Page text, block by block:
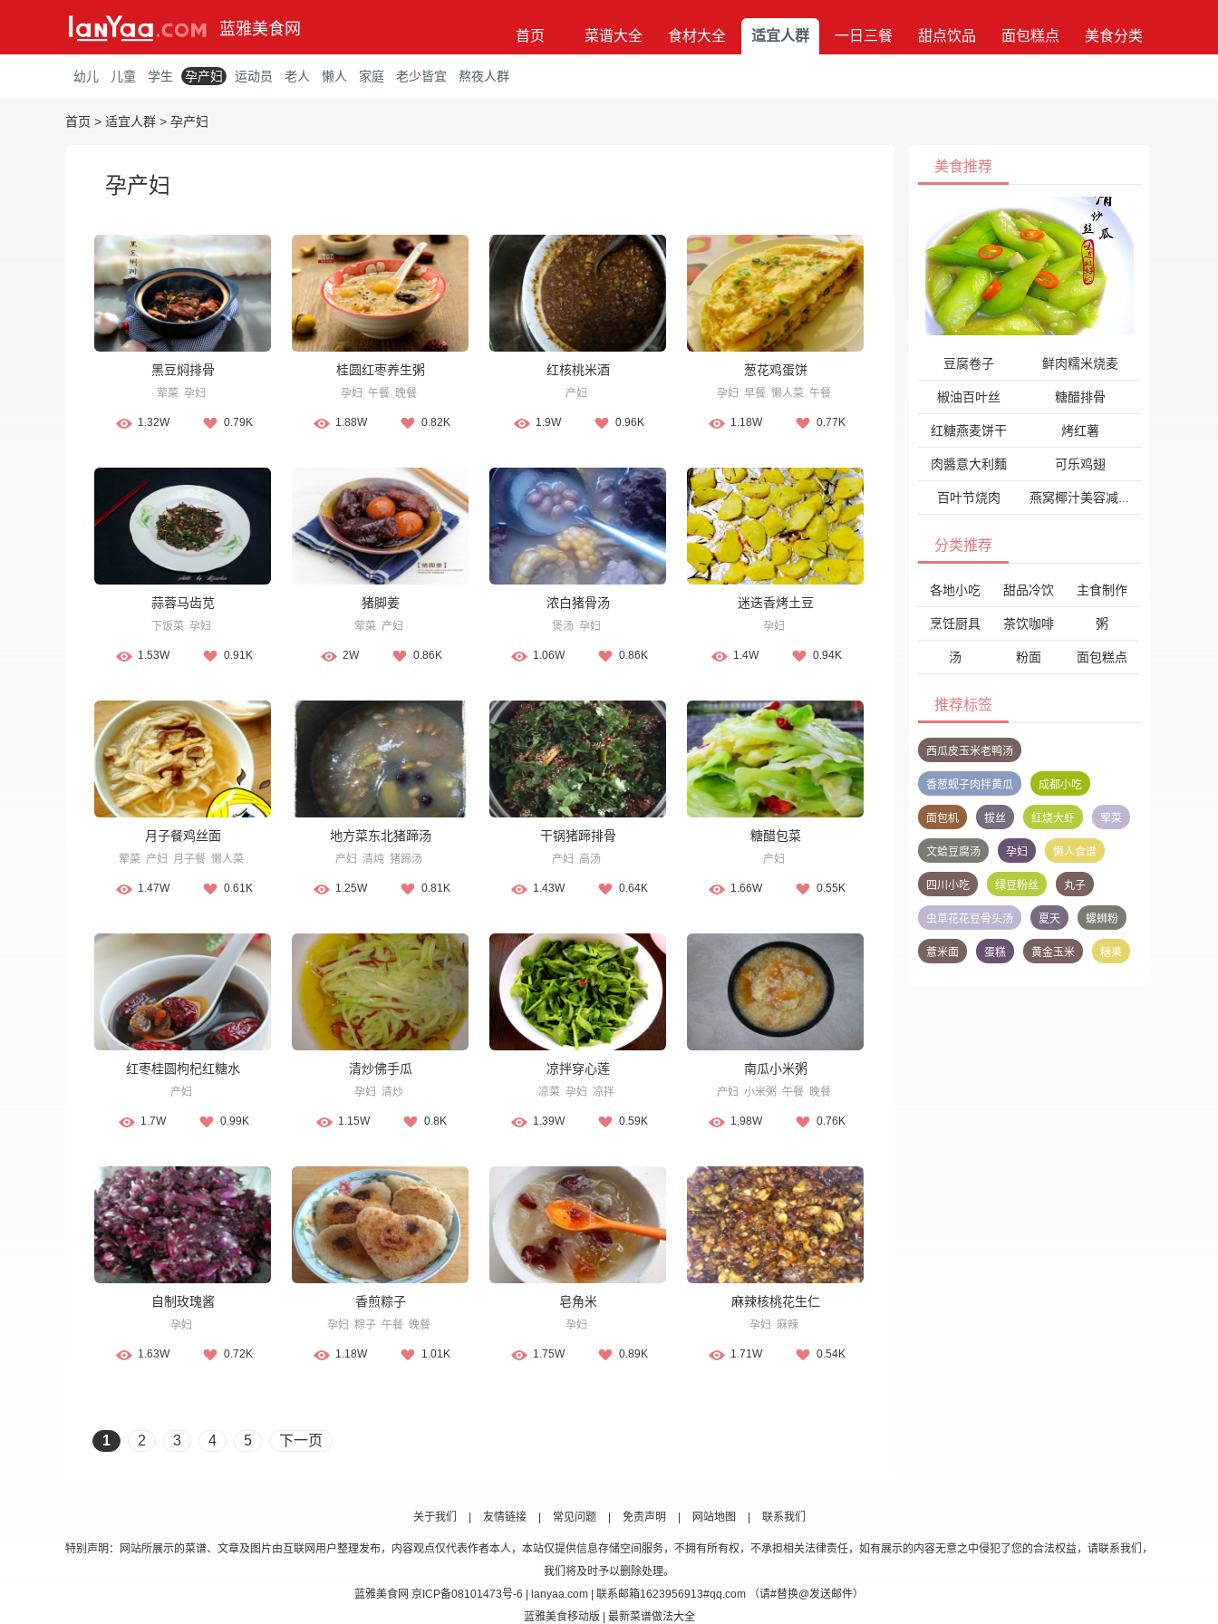
蓝雅美食网 首页 菜谱大全 食材大全 适宜人群 一日三餐 甜点饮品 面包糕点 美食分类
幼儿 儿童 学生 孕产妇 运动员 老人 懒人 家庭 老少皆宜 熬夜人群
首页 > 适宜人群 > 孕产妇
孕产妇
黑豆焖排骨
荤菜 孕妇
1.32W 0.79K
桂圆红枣养生粥
孕妇 午餐 晚餐
1.88W 0.82K
红核桃米酒
产妇
1.9W 0.96K
葱花鸡蛋饼
孕妇 早餐 懒人菜 午餐
1.18W 0.77K
蒜蓉马齿苋
下饭菜 孕妇
1.53W 0.91K
猪脚姜
荤菜 产妇
2W 0.86K
浓白猪骨汤
煲汤 孕妇
1.06W 0.86K
迷迭香烤土豆
孕妇
1.4W 0.94K
月子餐鸡丝面
荤菜 产妇 月子餐 懒人菜
1.47W 0.61K
地方菜东北猪蹄汤
产妇 清炖 猪蹄汤
1.25W 0.81K
干锅猪蹄排骨
产妇 高汤
1.43W 0.64K
糖醋包菜
产妇
1.66W 0.55K
红枣桂圆枸杞红糖水
产妇
1.7W 0.99K
清炒佛手瓜
孕妇 清炒
1.15W 0.8K
凉拌穿心莲
凉菜 孕妇 凉拌
1.39W 0.59K
南瓜小米粥
产妇 小米粥 午餐 晚餐
1.98W 0.76K
自制玫瑰酱
孕妇
1.63W 0.72K
香煎粽子
孕妇 粽子 午餐 晚餐
1.18W 1.01K
皂角米
孕妇
1.75W 0.89K
麻辣核桃花生仁
孕妇 麻辣
1.71W 0.54K
1 2 3 4 5 下一页
美食推荐
豆腐卷子 鲜肉糯米烧麦
椒油百叶丝 糖醋排骨
红糖燕麦饼干 烤红薯
肉醬意大利麵 可乐鸡翅
百叶节烧肉 燕窝椰汁美容减肥羹
分类推荐
各地小吃 甜品冷饮 主食制作
烹饪厨具 茶饮咖啡 粥
汤 粉面 面包糕点
推荐标签
西瓜皮玉米老鸭汤
香葱蚬子肉拌黄瓜 成都小吃
面包机 拔丝 红烧大虾 荤菜
文蛤豆腐汤 孕妇 懒人食谱
四川小吃 绿豆粉丝 丸子
虫草花花豆骨头汤 夏天 螺蛳粉
薏米面 蛋糕 黄金玉米 糖果
关于我们 友情链接 常见问题 免责声明 网站地图 联系我们
特别声明：网站所展示的菜谱、文章及图片由互联网用户整理发布，内容观点仅代表作者本人，本站仅提供信息存储空间服务，不拥有所有权，不承担相关法律责任，如有展示的内容无意之中侵犯了您的合法权益，请联系我们，
我们将及时予以删除处理。
蓝雅美食网 京ICP备08101473号-6 | lanyaa.com | 联系邮箱1623956913#qq.com （请#替换@发送邮件）
蓝雅美食移动版 | 最新菜谱做法大全